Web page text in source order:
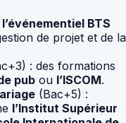
BTS
de projet et de la
: des formations
pub ou l’ISCOM.
(Bac+5) :
l’Institut Supérieur